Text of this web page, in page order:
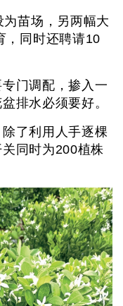
苗场，另两幅大
，同时还聘请10
门调配，掺入一
排水必须要好。
了利用人手逐棵
同时为200植株